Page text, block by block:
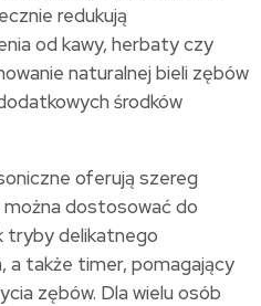
redukują
od kawy, herbaty czy
naturalnej bieli zębów
środków
oferują szereg
dostosować do
tryby delikatnego
a także timer, pomagający
zębów. Dla wielu osób